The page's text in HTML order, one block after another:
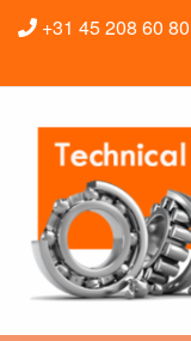
+31 45 208 60 80